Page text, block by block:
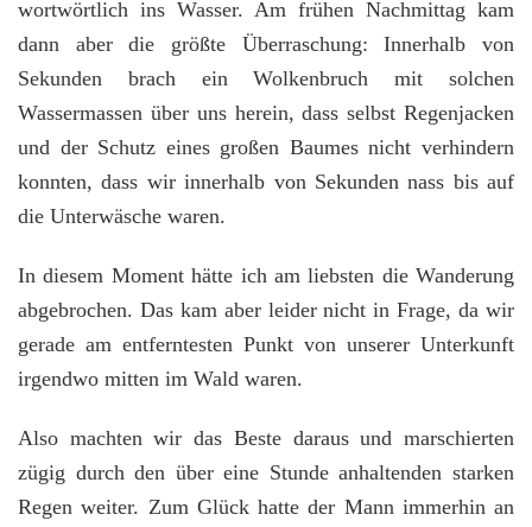
wortwörtlich ins Wasser. Am frühen Nachmittag kam
dann aber die größte Überraschung: Innerhalb von
Sekunden brach ein Wolkenbruch mit solchen
Wassermassen über uns herein, dass selbst Regenjacken
und der Schutz eines großen Baumes nicht verhindern
konnten, dass wir innerhalb von Sekunden nass bis auf
die Unterwäsche waren.
In diesem Moment hätte ich am liebsten die Wanderung
abgebrochen. Das kam aber leider nicht in Frage, da wir
gerade am entferntesten Punkt von unserer Unterkunft
irgendwo mitten im Wald waren.
Also machten wir das Beste daraus und marschierten
zügig durch den über eine Stunde anhaltenden starken
Regen weiter. Zum Glück hatte der Mann immerhin an